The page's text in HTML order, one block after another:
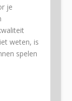
je
weten, is
spelen